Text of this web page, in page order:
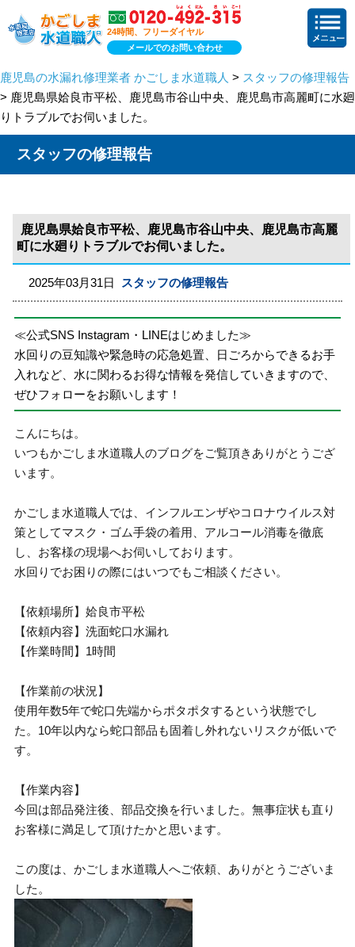
24時間、フリーダイヤル
メールでのお問い合わせ
鹿児島の水漏れ修理業者 かごしま水道職人 > スタッフの修理報告
> 鹿児島県姶良市平松、鹿児島市谷山中央、鹿児島市高麗町に水廻
りトラブルでお伺いました。
スタッフの修理報告
鹿児島県姶良市平松、鹿児島市谷山中央、鹿児島市高麗
町に水廻りトラブルでお伺いました。
2025年03月31日 スタッフの修理報告
≪公式SNS Instagram・LINEはじめました≫
水回りの豆知識や緊急時の応急処置、日ごろからできるお手
入れなど、水に関わるお得な情報を発信していきますので、
ぜひフォローをお願いします！
こんにちは。
いつもかごしま水道職人のブログをご覧頂きありがとうござ
います。
かごしま水道職人では、インフルエンザやコロナウイルス対
策としてマスク・ゴム手袋の着用、アルコール消毒を徹底
し、お客様の現場へお伺いしております。
水回りでお困りの際にはいつでもご相談ください。
【依頼場所】姶良市平松
【依頼内容】洗面蛇口水漏れ
【作業時間】1時間
【作業前の状況】
使用年数5年で蛇口先端からポタポタするという状態でし
た。10年以内なら蛇口部品も固着し外れないリスクが低いで
す。
【作業内容】
今回は部品発注後、部品交換を行いました。無事症状も直り
お客様に満足して頂けたかと思います。
この度は、かごしま水道職人へご依頼、ありがとうございま
した。